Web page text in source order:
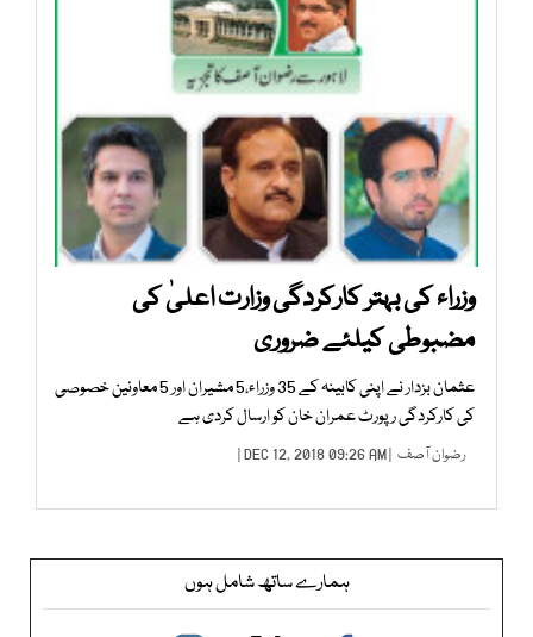
وزراء کی بہتر کارکردگی وزارت اعلیٰ کی
مضبوطی کیلئے ضروری
عثمان بزدار نے اپنی کابینہ کے 35 وزراء،5 مشیران اور 5 معاونین خصوصی
کی کارکردگی رپورٹ عمران خان کو ارسال کردی ہے
رضوان آصف | DEC 12, 2018 09:26 AM |
ہمارے ساتھ شامل ہوں